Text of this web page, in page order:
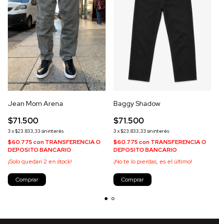
Jean Mom Arena
$71.500
3 x$23.833,33 sin interés
$60.775conTRANSFERENCIA O
DEPOSITO BANCARIO
¡Solo quedan 2 en stock!
Comprar
Baggy Shadow
$71.500
3 x$23.833,33 sin interés
$60.775conTRANSFERENCIA O
DEPOSITO BANCARIO
¡No te lo pierdas, es el último!
Comprar